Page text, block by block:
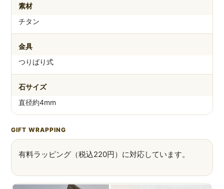
素材
チタン
金具
つりばり式
石サイズ
直径約4mm
GIFT WRAPPING
有料ラッピング（税込220円）に対応しています。